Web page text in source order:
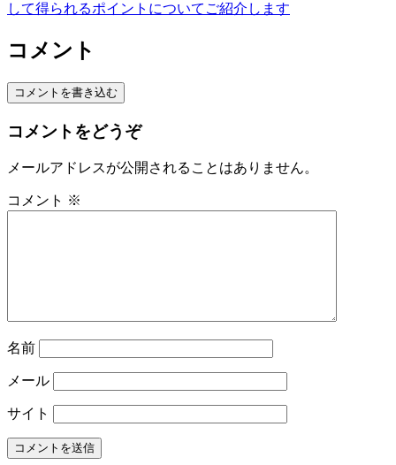
して得られるポイントについてご紹介します
コメント
コメントを書き込む
コメントをどうぞ
メールアドレスが公開されることはありません。
コメント ※
名前
メール
サイト